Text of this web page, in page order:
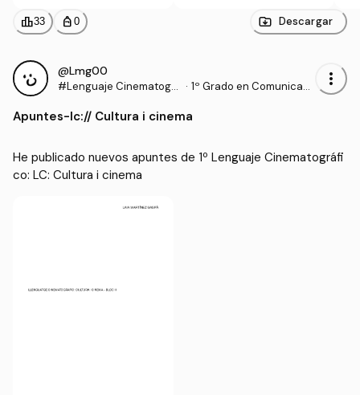
leaderboard33 personal_bag 0 Descargar
@Lmg00
#Lenguaje Cinematográ
· 1º Grado en Comunicaci
dia (UDG)
more_vert
Apuntes-lc:// Cultura i cinema
He publicado nuevos apuntes de 1º Lenguaje Cinematográfi
co: LC: Cultura i cinema